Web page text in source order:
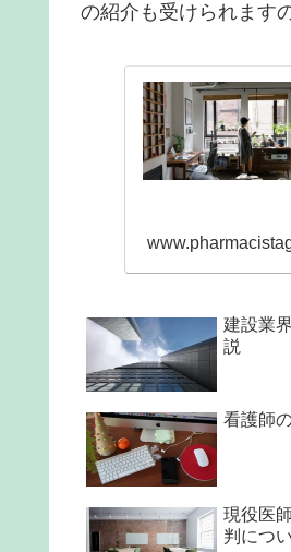
の紹介も受けられます
建設業
説
看護師
現役医
判につ